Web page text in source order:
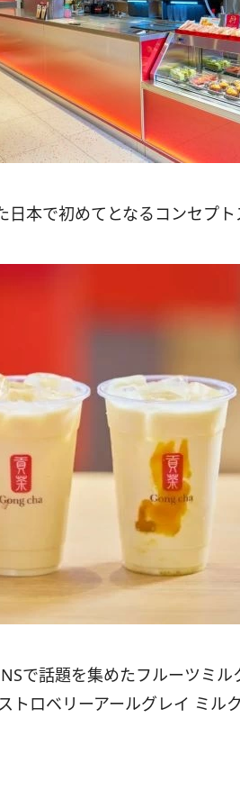
本で初めてとなるコンセプト
で話題を集めたフルーツミル
トロベリーアールグレイ ミル